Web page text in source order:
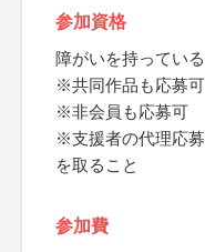
参加資格
障がいを持ってい
※共同作品も応募可
※非会員も応募可
※支援者の代理応
を取ること
参加費